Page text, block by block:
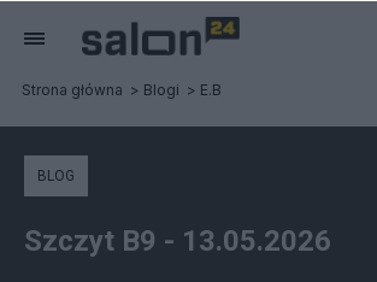
Strona główna Blogi E.B
BLOG
Szczyt B9 - 13.05.2026